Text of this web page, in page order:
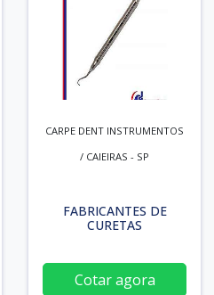
CARPE DENT INSTRUMENTOS
/ CAIEIRAS - SP
FABRICANTES DE
CURETAS
Cotar agora